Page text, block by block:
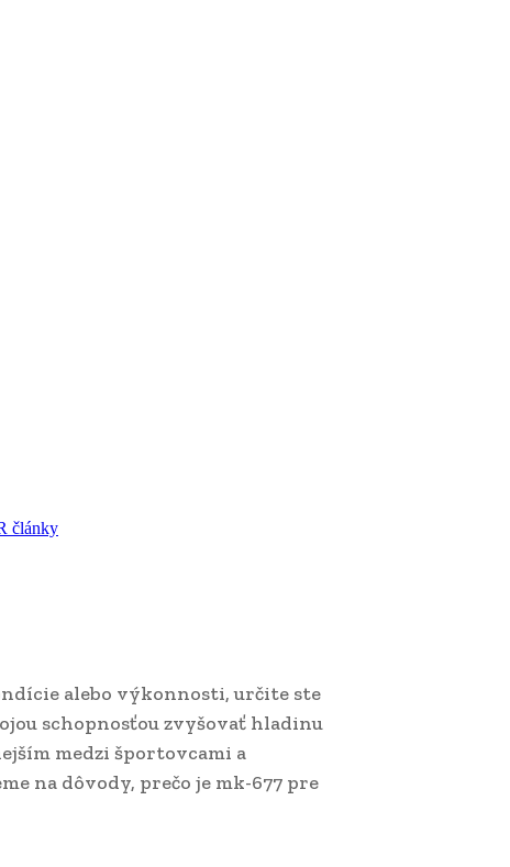
alebo výkonnosti, určite ste
schopnosťou zvyšovať hladinu
medzi športovcami a
na dôvody, prečo je mk-677 pre